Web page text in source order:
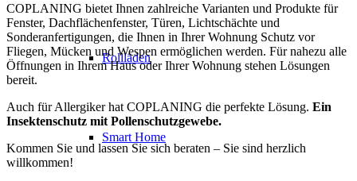
Rollläden
Smart Home
COPLANING bietet Ihnen zahlreiche Varianten und Produkte für
Fenster, Dachflächenfenster, Türen, Lichtschächte und
Sonderanfertigungen, die Ihnen in Ihrer Wohnung Schutz vor
Fliegen, Mücken und Wespen ermöglichen werden. Für nahezu alle
Öffnungen in Ihrem Haus oder Ihrer Wohnung stehen Lösungen
bereit.
Auch für Allergiker hat COPLANING die perfekte Lösung. Ein
Insektenschutz mit Pollenschutzgewebe.
Kommen Sie und lassen Sie sich beraten – Sie sind herzlich
willkommen!